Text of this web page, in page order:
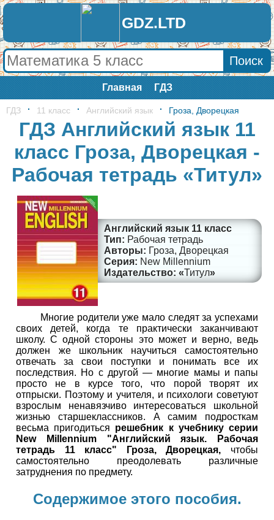
GDZ.LTD
Главная ГДЗ
ГДЗ 11 класс Английский язык Гроза, Дворецкая
ГДЗ Английский язык 11
класс Гроза, Дворецкая -
Рабочая тетрадь «Титул»
Английский язык 11 класс
Рабочая тетрадь
Гроза, Дворецкая
New Millennium
Титул
Многие родители уже мало следят за успехами
своих детей, когда те практически заканчивают
школу. С одной стороны это может и верно, ведь
должен же школьник научиться самостоятельно
отвечать за свои поступки и понимать все их
последствия. Но с другой — многие мамы и папы
просто не в курсе того, что порой творят их
отпрыски. Поэтому и учителя, и психологи советуют
взрослым ненавязчиво интересоваться школьной
жизнью старшеклассников. А самим подросткам
весьма пригодиться решебник к учебнику серии
New Millennium "Английский язык. Рабочая
тетрадь 11 класс" Гроза, Дворецкая, чтобы
самостоятельно преодолевать различные
затруднения по предмету.
Содержимое этого пособия.